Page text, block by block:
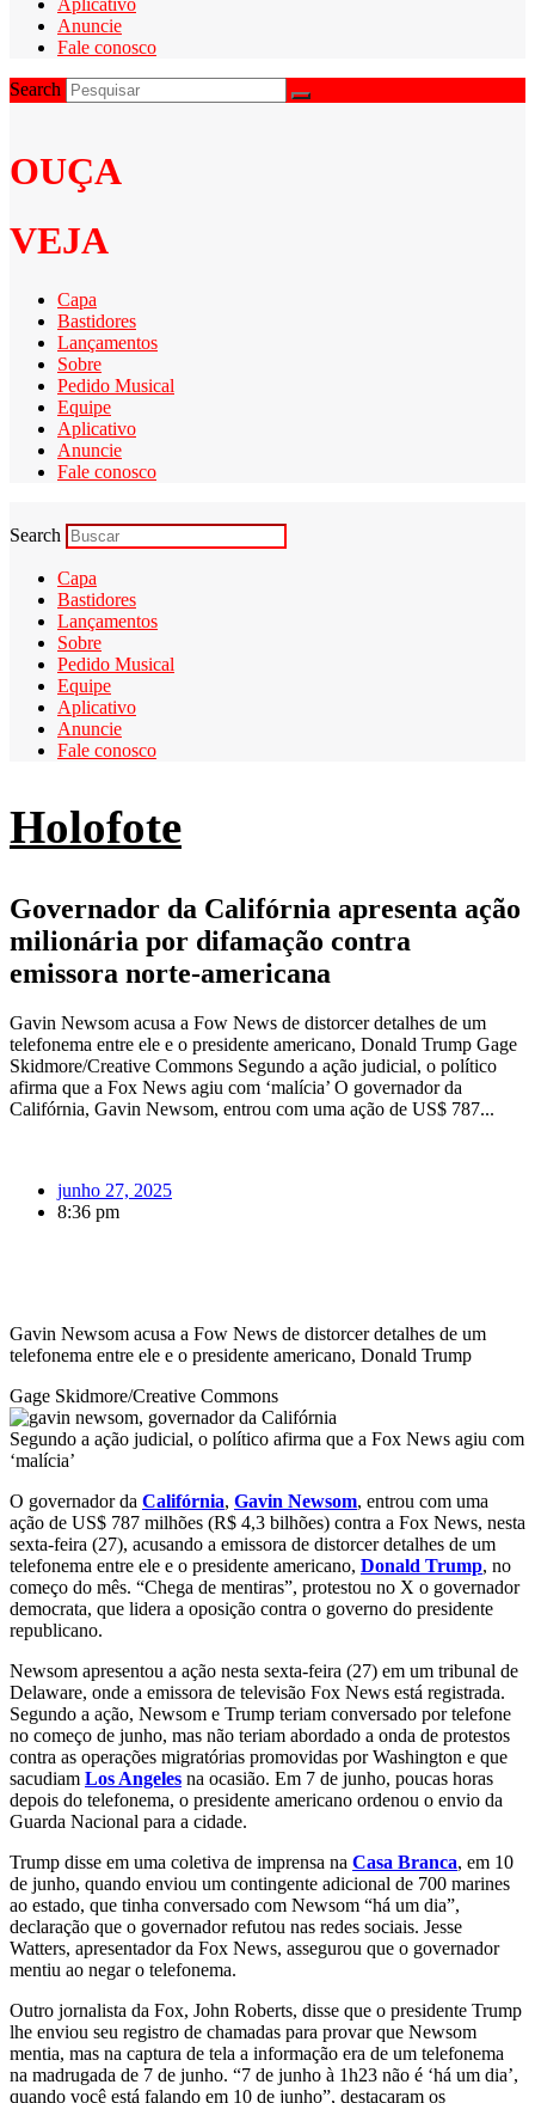
Anuncie
Fale conosco
Search
OUÇA
VEJA
Capa
Bastidores
Lançamentos
Sobre
Pedido Musical
Equipe
Aplicativo
Anuncie
Fale conosco
Search
Capa
Bastidores
Lançamentos
Sobre
Pedido Musical
Equipe
Aplicativo
Anuncie
Fale conosco
Holofote
Governador da Califórnia apresenta ação
milionária por difamação contra
emissora norte-americana
Gavin Newsom acusa a Fow News de distorcer detalhes de um
telefonema entre ele e o presidente americano, Donald Trump Gage
Skidmore/Creative Commons Segundo a ação judicial, o político
afirma que a Fox News agiu com ‘malícia’ O governador da
Califórnia, Gavin Newsom, entrou com uma ação de US$ 787...
junho 27, 2025
8:36 pm
Gavin Newsom acusa a Fow News de distorcer detalhes de um
telefonema entre ele e o presidente americano, Donald Trump
Gage Skidmore/Creative Commons
Segundo a ação judicial, o político afirma que a Fox News agiu com
‘malícia’
O governador da Califórnia, Gavin Newsom, entrou com uma
ação de US$ 787 milhões (R$ 4,3 bilhões) contra a Fox News, nesta
sexta-feira (27), acusando a emissora de distorcer detalhes de um
telefonema entre ele e o presidente americano, Donald Trump, no
começo do mês. “Chega de mentiras”, protestou no X o governador
democrata, que lidera a oposição contra o governo do presidente
republicano.
Newsom apresentou a ação nesta sexta-feira (27) em um tribunal de
Delaware, onde a emissora de televisão Fox News está registrada.
Segundo a ação, Newsom e Trump teriam conversado por telefone
no começo de junho, mas não teriam abordado a onda de protestos
contra as operações migratórias promovidas por Washington e que
sacudiam Los Angeles na ocasião. Em 7 de junho, poucas horas
depois do telefonema, o presidente americano ordenou o envio da
Guarda Nacional para a cidade.
Trump disse em uma coletiva de imprensa na Casa Branca, em 10
de junho, quando enviou um contingente adicional de 700 marines
ao estado, que tinha conversado com Newsom “há um dia”,
declaração que o governador refutou nas redes sociais. Jesse
Watters, apresentador da Fox News, assegurou que o governador
mentiu ao negar o telefonema.
Outro jornalista da Fox, John Roberts, disse que o presidente Trump
lhe enviou seu registro de chamadas para provar que Newsom
mentia, mas na captura de tela a informação era de um telefonema
na madrugada de 7 de junho. “7 de junho à 1h23 não é ‘há um dia’,
quando você está falando em 10 de junho”, destacaram os